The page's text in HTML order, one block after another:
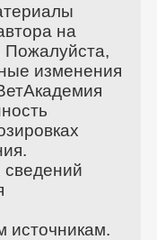
на
Пожалуйста,
изменения
сведений
источникам.